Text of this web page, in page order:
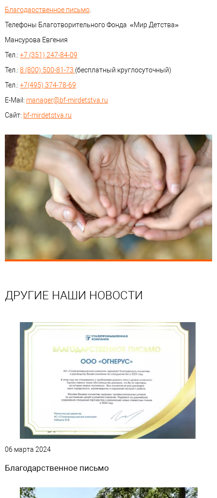
Благодарственное письмо
Телефоны Благотворительного Фонда «Мир Детства»
Мансурова Евгения
Тел.: +7 (351) 247-84-09
Тел.: 8 (800) 500-81-73 (бесплатный круглосуточный)
Тел.: +7(495) 374-78-69
E-Mail: manager@bf-mirdetstva.ru
Сайт: bf-mirdetstva.ru
ДРУГИЕ НАШИ НОВОСТИ
06 марта 2024
Благодарственное письмо